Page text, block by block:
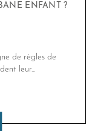
ENFANT ?
de règles de
leur...